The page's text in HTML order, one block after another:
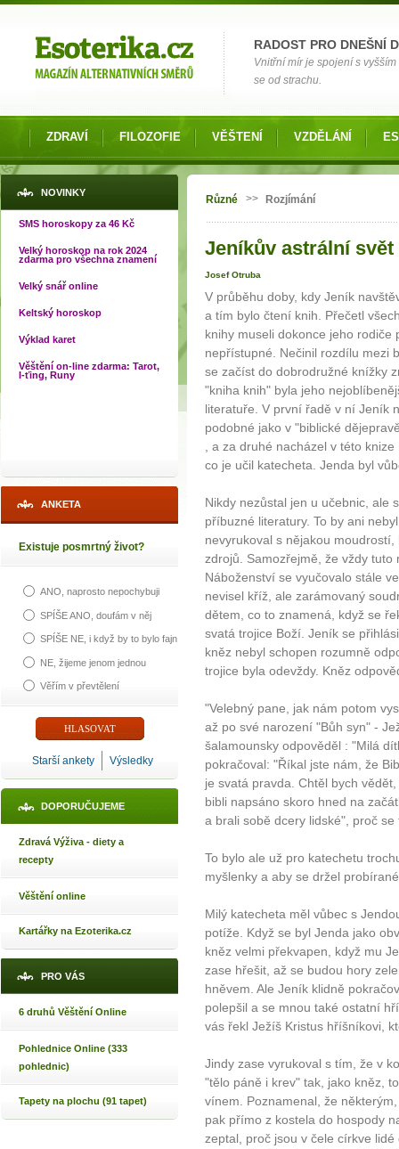
RADOST PRO DNEŠNÍ
Vnitřní mír je spojení s
se od strachu.
ZDRAVÍ FILOZOFIE VĚŠTENÍ VZDĚLÁNÍ
NOVINKY
SMS horoskopy za 46 Kč
Velký horoskop na rok 2024
zdarma pro všechna znamení
Velký snář online
Keltský horoskop
Výklad karet
Věštění on-line zdarma: Tarot,
I-ťing, Runy
ANKETA
Existuje posmrtný život?
ANO, naprosto nepochybuji
SPÍŠE ANO, doufám v něj
SPÍŠE NE, i když by to bylo fajn
NE, žijeme jenom jednou
Věřím v převtělení
Starší ankety Výsledky
DOPORUČUJEME
Zdravá Výživa - diety a
recepty
Věštění online
Kartářky na Ezoterika.cz
PRO VÁS
6 druhů Věštění Online
Pohlednice Online (333
pohlednic)
Tapety na plochu (91 tapet)
Jste zde
Různé >> Rozjímání
Jeníkův astrální svět
Josef Otruba
V průběhu doby, kdy Jeník
a tím bylo čtení knih. Přečetl
knihy museli dokonce jeho
nepřístupné. Nečinil rozdílu mezi
se začíst do dobrodružné knížky
"kniha knih" byla jeho
literatuře. V první řadě v ní Jeník
podobné jako v "biblické
, a za druhé nacházel v této
co je učil katecheta. Jenda byl
Nikdy nezůstal jen u učebnic, ale
příbuzné literatury. To by ani
nevyrukoval s nějakou
zdrojů. Samozřejmě, že vždy
Náboženství se vyučovalo stále
nevisel kříž, ale zarámovaný
dětem, co to znamená, když se
svatá trojice Boží. Jeník se
kněz nebyl schopen rozumně
trojice byla odevždy. Kněz
"Velebný pane, jak nám potom
až po své narození "Bůh syn" -
šalamounsky odpověděl : "Milá
pokračoval: "Říkal jste nám, že
je svatá pravda. Chtěl bych
bibli napsáno skoro hned na
a brali sobě dcery lidské", proč
To bylo ale už pro katechetu
myšlenky a aby se držel
Milý katecheta měl vůbec s
potíže. Když se byl Jenda jako
kněz velmi překvapen, když mu
zase hřešit, až se budou hory
hněvem. Ale Jeník klidně
polepšil a se mnou také ostatní
vás řekl Ježíš Kristus hříšníkovi,
Jindy zase vyrukoval s tím, že v
"tělo páně i krev" tak, jako kněz,
vínem. Poznamenal, že
pak přímo z kostela do hospody
zeptal, proč jsou v čele církve